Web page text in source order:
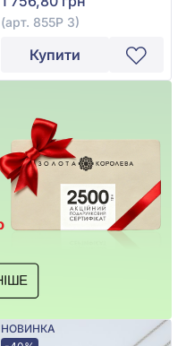
(арт. 855Р 3)
Купити
НОВИНКА